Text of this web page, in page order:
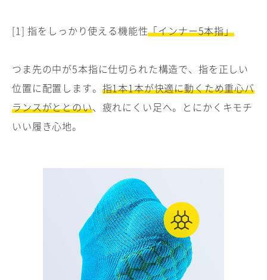
[1] 指をしっかり使える機能性「インナー5本指」
つま先の中が5本指に仕切られた構造で、指を正しい
位置に配置します。 指1本1本が快適に動くため重心バ
ランスがととのい、疲れにくい足へ。とにかくキモチ
いい履き心地。